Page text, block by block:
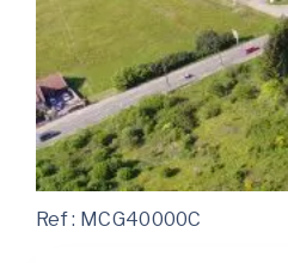
Ref : MCG40000C